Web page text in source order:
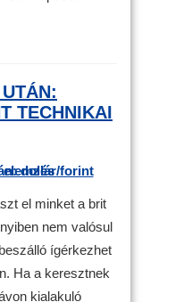
TECHNIKAI
el minket a brit
nem valósul
ígérkezhet
Ha a keresztnek
kialakuló